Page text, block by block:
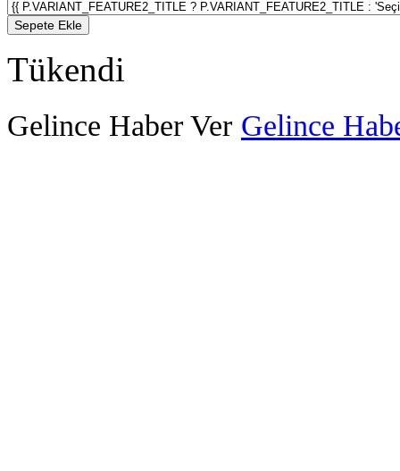
Sepete Ekle
Tükendi
Gelince Haber Ver Gelince